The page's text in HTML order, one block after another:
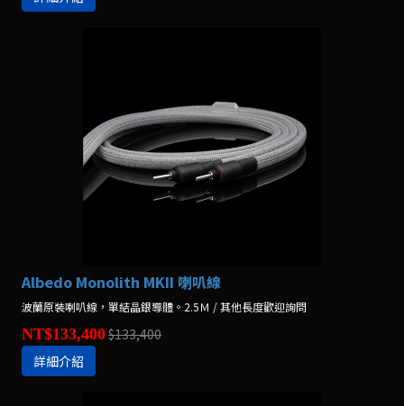
Albedo Monolith MKII 喇叭線
波蘭原裝喇叭線，單結晶銀導體。2.5Ｍ / 其他長度歡迎詢問
NT$133,400$133,400
詳細介紹